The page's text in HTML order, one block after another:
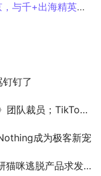
话互联网行业下一站机遇！
钉了
店如何横扫意大利；乙游厂商转做AI女友
成为极客新宠
支付通道；投资公司找东南亚欧美市场C端应用